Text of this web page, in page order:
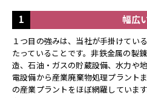
1 幅広
１つ目の強みは、当社が手掛けてい
たっていることです。非鉄金属の製
造、石油・ガスの貯蔵設備、水力や
電設備から産業廃棄物処理プラント
の産業プラントをほぼ網羅していま